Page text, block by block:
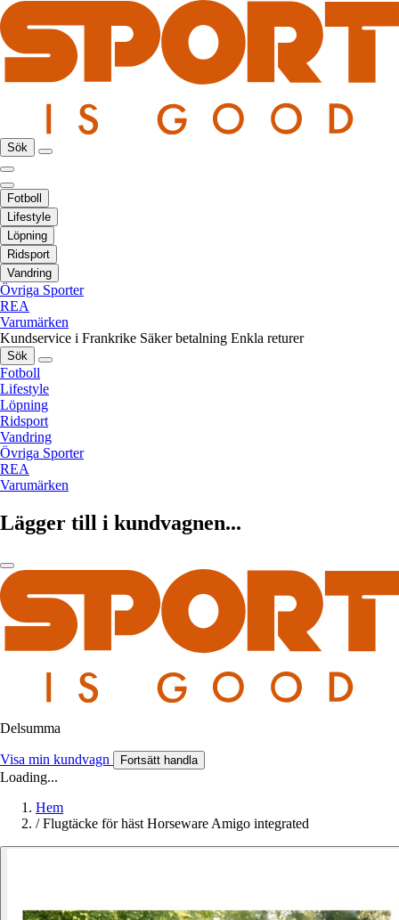
Sök
Fotboll
Lifestyle
Löpning
Ridsport
Vandring
Övriga Sporter
REA
Varumärken
Kundservice i Frankrike Säker betalning Enkla returer
Sök
Fotboll
Lifestyle
Löpning
Ridsport
Vandring
Övriga Sporter
REA
Varumärken
Lägger till i kundvagnen...
Delsumma
Visa min kundvagn Fortsätt handla
Loading...
Hem
/ Flugtäcke för häst Horseware Amigo integrated